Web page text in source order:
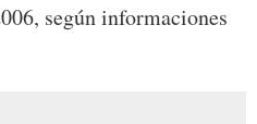
según informaciones